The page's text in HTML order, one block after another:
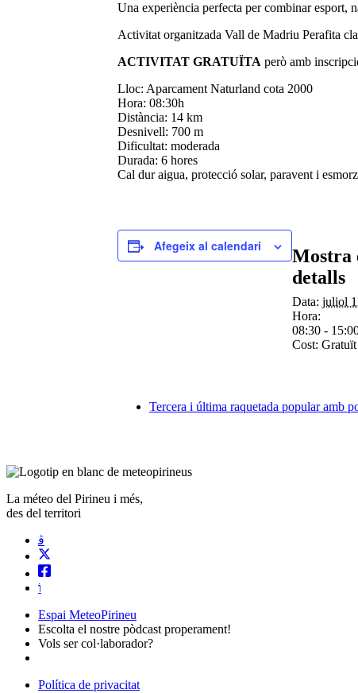
Una experiència perfecta per combinar esport,
Activitat organitzada Vall de Madriu Perafita
ACTIVITAT GRATUÏTA però amb
Lloc: Aparcament Naturland cota 2000
Hora: 08:30h
Distància: 14 km
Desnivell: 700 m
Dificultat: moderada
Durada: 6 hores
Cal dur aigua, protecció solar, paravent i
Afegeix al calendari
Mostra
detalls
Data: juliol
Hora:
08:30 -
Cost: Gratuït
Tercera i última raquetada popular amb
La méteo del Pirineu i més,
des del territori
Espai MeteoPirineu
Escolta el nostre pòdcast properament!
Vols ser col·laborador?
Política de privacitat